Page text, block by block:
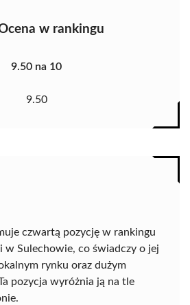
w rankingu
9.50 na 10
9.50
czwartą pozycję w rankingu
w Sulechowie, co świadczy o jej
rynku oraz dużym
pozycja wyróżnia ją na tle